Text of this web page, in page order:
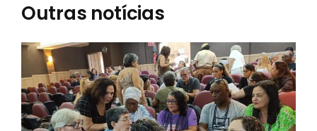
Outras notícias